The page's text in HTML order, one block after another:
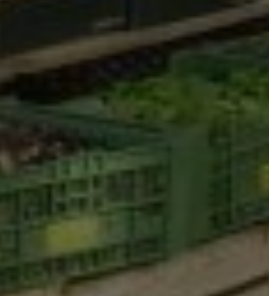
Wenn Cookies von externen Medien akzeptiert
werden, bedarf der Zugriff auf externe Inhalte
keiner manuellen Zustimmung mehr.
Google Maps